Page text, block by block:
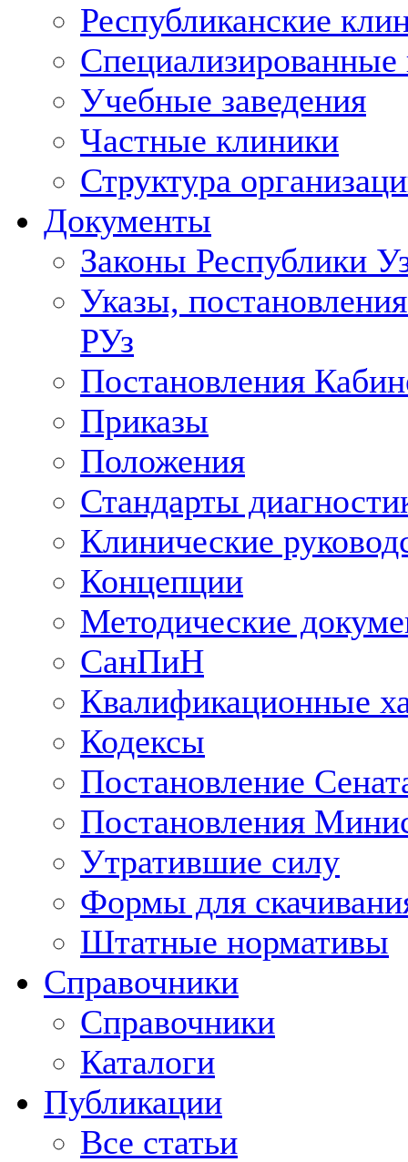
Республиканские
Учебные заведения
Частные клиники
Структура
Документы
Законы Республики
Указы,
РУз
Постановления
Приказы
Положения
Стандарты
Клинические
Концепции
Методические
СанПиН
Квалификационные
Кодексы
Постановление
Постановления
Утратившие силу
Формы для
Штатные нормативы
Справочники
Справочники
Каталоги
Публикации
Все статьи